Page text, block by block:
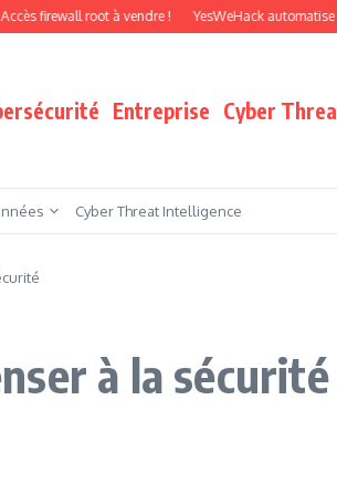
root à vendre ! YesWeHack automatise le
Entreprise Cyber
Cyber Threat Intelligence
à la sécurité